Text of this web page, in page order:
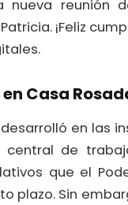
nueva reunión
¡Feliz
Casa
en las
de
que el
plazo. Sin